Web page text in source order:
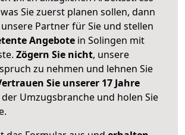
Sie zuerst planen sollen, dann
Partner für Sie und stellen
Angebote in Solingen mit
Zögern Sie nicht, unsere
zu nehmen und lehnen Sie
Sie unserer 17 Jahre
der Umzugsbranche und holen Sie